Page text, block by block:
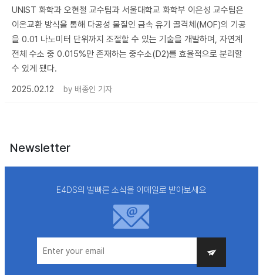
UNIST 화학과 오현철 교수팀과 서울대학교 화학부 이은성 교수팀은
이온교환 방식을 통해 다공성 물질인 금속 유기 골격체(MOF)의 기공
을 0.01 나노미터 단위까지 조절할 수 있는 기술을 개발하며, 자연계
전체 수소 중 0.015%만 존재하는 중수소(D2)를 효율적으로 분리할
수 있게 됐다.
2025.02.12
by 배종인 기자
Newsletter
E4DS의 발빠른 소식을 이메일로 받아보세요